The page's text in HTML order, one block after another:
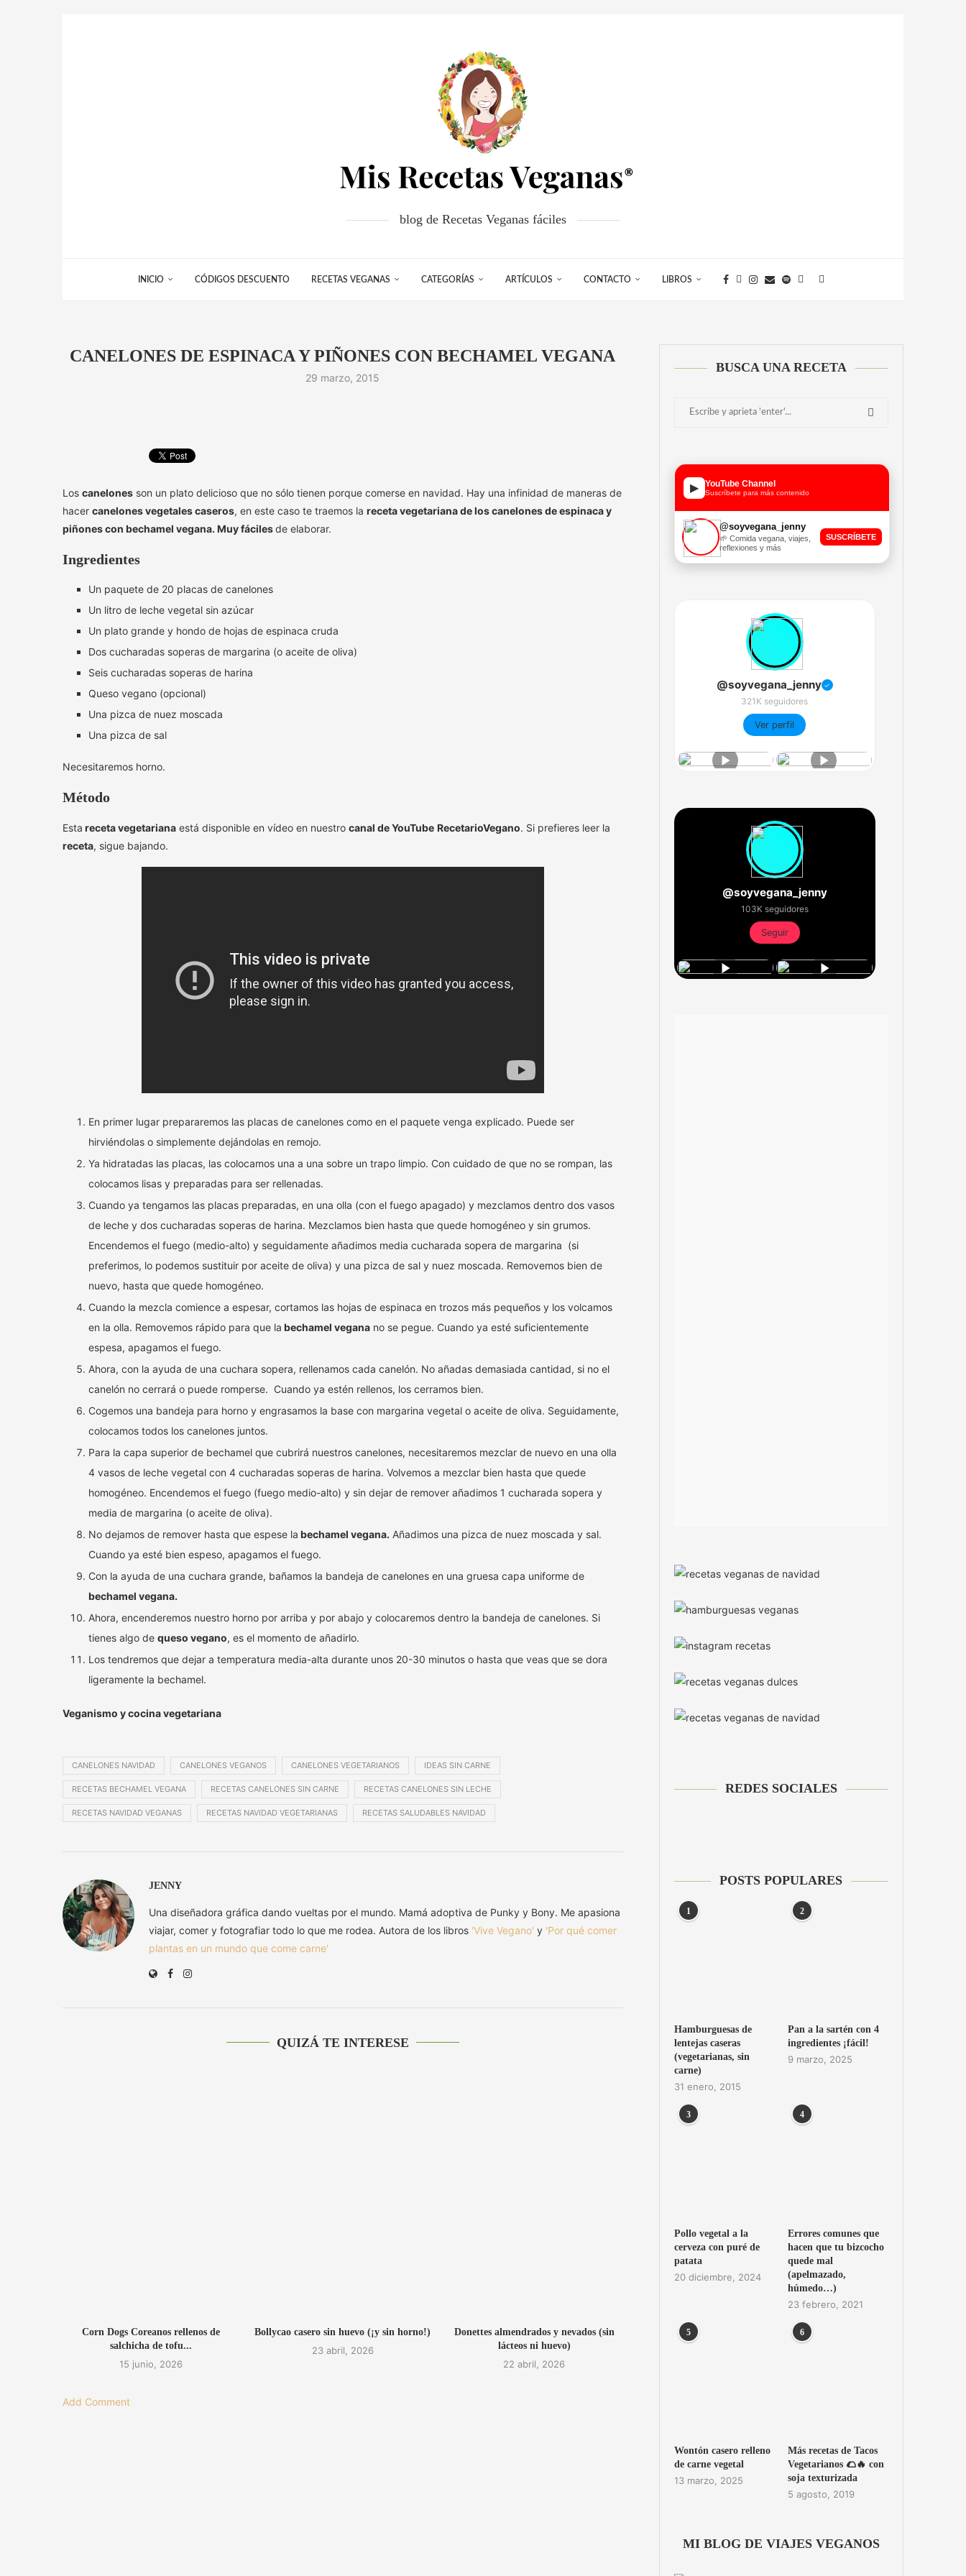
blog de Recetas Veganas fáciles
INICIO CÓDIGOS DESCUENTO RECETAS VEGANAS CATEGORÍAS ARTÍCULOS CONTACTO LIBROS
CANELONES DE ESPINACA Y PIÑONES CON BECHAMEL VEGANA
29 marzo, 2015
Los canelones son un plato delicioso que no sólo tienen porque comerse en navidad. Hay una infinidad de maneras de
hacer canelones vegetales caseros, en este caso te traemos la receta vegetariana de los canelones de espinaca y
piñones con bechamel vegana. Muy fácilesde elaborar.
Ingredientes
Un paquete de 20 placas de canelones
Un litro de leche vegetal sin azúcar
Un plato grande y hondo de hojas de espinaca cruda
Dos cucharadas soperas de margarina (o aceite de oliva)
Seis cucharadas soperas de harina
Queso vegano (opcional)
Una pizca de nuez moscada
Una pizca de sal
Necesitaremos horno.
Método
Esta receta vegetariana está disponible en vídeo en nuestro canal de YouTube RecetarioVegano. Si prefieres leer la
receta, sigue bajando.
En primer lugar prepararemos las placas de canelones como en el paquete venga explicado. Puede ser
hirviéndolas o simplemente dejándolas en remojo.
Ya hidratadas las placas, las colocamos una a una sobre un trapo limpio. Con cuidado de que no se rompan, las
colocamos lisas y preparadas para ser rellenadas.
Cuando ya tengamos las placas preparadas, en una olla (con el fuego apagado) y mezclamos dentro dos vasos
de leche y dos cucharadas soperas de harina. Mezclamos bien hasta que quede homogéneo y sin grumos.
Encendemos el fuego (medio-alto) y seguidamente añadimos media cucharada sopera de margarina (si
preferimos, lo podemos sustituir por aceite de oliva) y una pizca de sal y nuez moscada. Removemos bien de
nuevo, hasta que quede homogéneo.
Cuando la mezcla comience a espesar, cortamos las hojas de espinaca en trozos más pequeños y los volcamos
en la olla. Removemos rápido para que la bechamel vegana no se pegue. Cuando ya esté suficientemente
espesa, apagamos el fuego.
Ahora, con la ayuda de una cuchara sopera, rellenamos cada canelón. No añadas demasiada cantidad, si no el
canelón no cerrará o puede romperse. Cuando ya estén rellenos, los cerramos bien.
Cogemos una bandeja para horno y engrasamos la base con margarina vegetal o aceite de oliva. Seguidamente,
colocamos todos los canelones juntos.
Para la capa superior de bechamel que cubrirá nuestros canelones, necesitaremos mezclar de nuevo en una olla
4 vasos de leche vegetal con 4 cucharadas soperas de harina. Volvemos a mezclar bien hasta que quede
homogéneo. Encendemos el fuego (fuego medio-alto) y sin dejar de remover añadimos 1 cucharada sopera y
media de margarina (o aceite de oliva).
No dejamos de remover hasta que espese la bechamel vegana. Añadimos una pizca de nuez moscada y sal.
Cuando ya esté bien espeso, apagamos el fuego.
Con la ayuda de una cuchara grande, bañamos la bandeja de canelones en una gruesa capa uniforme de
bechamel vegana.
Ahora, encenderemos nuestro horno por arriba y por abajo y colocaremos dentro la bandeja de canelones. Si
tienes algo de queso vegano, es el momento de añadirlo.
Los tendremos que dejar a temperatura media-alta durante unos 20-30 minutos o hasta que veas que se dora
ligeramente la bechamel.
Veganismo y cocina vegetariana
CANELONES NAVIDAD CANELONES VEGANOS CANELONES VEGETARIANOS IDEAS SIN CARNE
RECETAS BECHAMEL VEGANA RECETAS CANELONES SIN CARNE RECETAS CANELONES SIN LECHE
RECETAS NAVIDAD VEGANAS RECETAS NAVIDAD VEGETARIANAS RECETAS SALUDABLES NAVIDAD
JENNY
Una diseñadora gráfica dando vueltas por el mundo. Mamá adoptiva de Punky y Bony. Me apasiona
viajar, comer y fotografiar todo lo que me rodea. Autora de los libros 'Vive Vegano' y 'Por qué comer
plantas en un mundo que come carne'
QUIZÁ TE INTERESE
Corn Dogs Coreanos rellenos de
salchicha de tofu...
15 junio, 2026
Bollycao casero sin huevo (¡y sin horno!)
23 abril, 2026
Donettes almendrados y nevados (sin
lácteos ni huevo)
22 abril, 2026
Add Comment
BUSCA UNA RECETA
▶ YouTube Channel
Suscríbete para más contenido
@soyvegana_jenny
🌱 Comida vegana, viajes,
reflexiones y más
SUSCRÍBETE
@soyvegana_jenny ✓
321K seguidores
Ver perfil
@soyvegana_jenny
103K seguidores
Seguir
REDES SOCIALES
POSTS POPULARES
1
Hamburguesas de
lentejas caseras
(vegetarianas, sin
carne)
31 enero, 2015
2
Pan a la sartén con 4
ingredientes ¡fácil!
9 marzo, 2025
3
Pollo vegetal a la
cerveza con puré de
patata
20 diciembre, 2024
4
Errores comunes que
hacen que tu bizcocho
quede mal
(apelmazado,
húmedo…)
23 febrero, 2021
5
Wontón casero relleno
de carne vegetal
13 marzo, 2025
6
Más recetas de Tacos
Vegetarianos 🌮🔥 con
soja texturizada
5 agosto, 2019
MI BLOG DE VIAJES VEGANOS